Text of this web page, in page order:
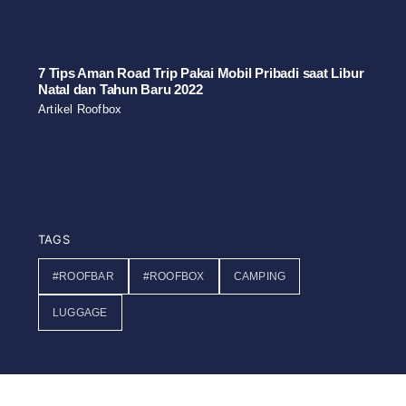
7 Tips Aman Road Trip Pakai Mobil Pribadi saat Libur
Natal dan Tahun Baru 2022
Artikel Roofbox
TAGS
#ROOFBAR #ROOFBOX CAMPING
LUGGAGE